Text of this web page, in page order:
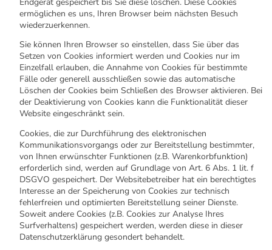
ermöglichen es uns, Ihren Browser beim nächsten Besuch
wiederzuerkennen.
Sie können Ihren Browser so einstellen, dass Sie über das
Setzen von Cookies informiert werden und Cookies nur im
Einzelfall erlauben, die Annahme von Cookies für bestimmte
Fälle oder generell ausschließen sowie das automatische
Löschen der Cookies beim Schließen des Browser aktivieren. Bei
der Deaktivierung von Cookies kann die Funktionalität dieser
Website eingeschränkt sein.
Cookies, die zur Durchführung des elektronischen
Kommunikationsvorgangs oder zur Bereitstellung bestimmter,
von Ihnen erwünschter Funktionen (z.B. Warenkorbfunktion)
erforderlich sind, werden auf Grundlage von Art. 6 Abs. 1 lit. f
DSGVO gespeichert. Der Websitebetreiber hat ein berechtigtes
Interesse an der Speicherung von Cookies zur technisch
fehlerfreien und optimierten Bereitstellung seiner Dienste.
Soweit andere Cookies (z.B. Cookies zur Analyse Ihres
Surfverhaltens) gespeichert werden, werden diese in dieser
Datenschutzerklärung gesondert behandelt.